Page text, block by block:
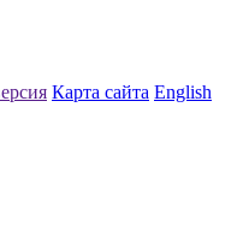
Карта сайта English